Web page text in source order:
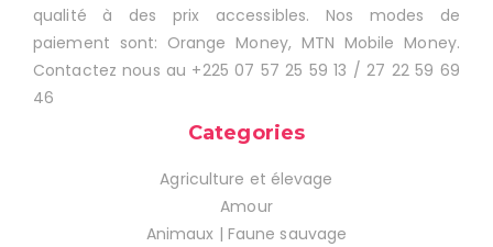
qualité à des prix accessibles. Nos modes de
paiement sont: Orange Money, MTN Mobile Money.
Contactez nous au +225 07 57 25 59 13 / 27 22 59 69
46
Categories
Agriculture et élevage
Amour
Animaux | Faune sauvage